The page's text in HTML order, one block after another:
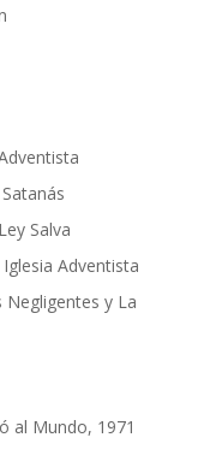
Salva
Adventista
y La
al Mundo, 1971